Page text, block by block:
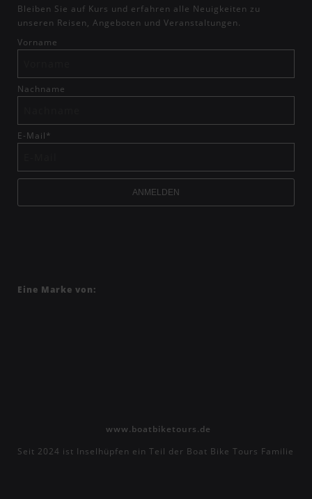
Bleiben Sie auf Kurs und erfahren alle Neuigkeiten zu
unseren Reisen, Angeboten und Veranstaltungen.
Vorname
Nachname
E-Mail*
ANMELDEN
Eine Marke von:
www.boatbiketours.de
Seit 2024 ist Inselhüpfen ein Teil der Boat Bike Tours Familie